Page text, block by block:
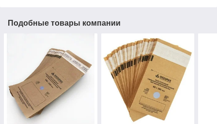
Подобные товары компании